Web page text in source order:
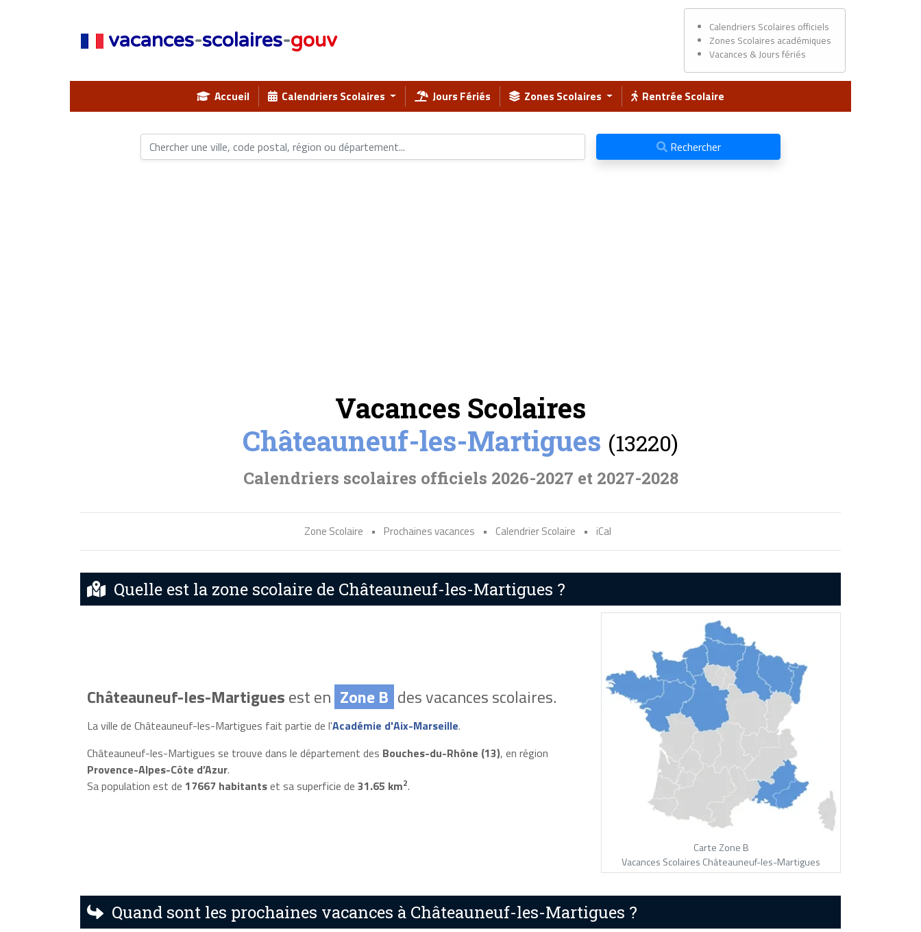
vacances-scolaires-gouv
Calendriers Scolaires officiels
Zones Scolaires académiques
Vacances & Jours fériés
Accueil Calendriers Scolaires Jours Fériés Zones Scolaires Rentrée Scolaire
Rechercher
Vacances Scolaires
Châteauneuf-les-Martigues (13220)
Calendriers scolaires officiels 2026-2027 et 2027-2028
Zone Scolaire • Prochaines vacances • Calendrier Scolaire • iCal
Quelle est la zone scolaire de Châteauneuf-les-Martigues ?
Châteauneuf-les-Martiguesest en Zone B des vacances scolaires.
La ville de Châteauneuf-les-Martigues fait partie de l'Académie d'Aix-Marseille.
Châteauneuf-les-Martigues se trouve dans le département des Bouches-du-Rhône (13), en région
Provence-Alpes-Côte d’Azur.
Sa population est de 17667 habitantset sa superficie de 31.65 km2.
Carte Zone B
Vacances Scolaires Châteauneuf-les-Martigues
Quand sont les prochaines vacances à Châteauneuf-les-Martigues ?